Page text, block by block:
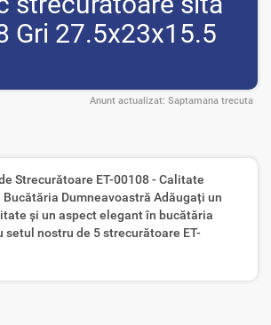
Gri 27.5x23x15.5
Anunt actualizat: Saptamana trecuta
Strecurătoare ET-00108 - Calitate
Dumneavoastră Adăugați un
și un aspect elegant în bucătăria
setul nostru de 5 strecurătoare ET-